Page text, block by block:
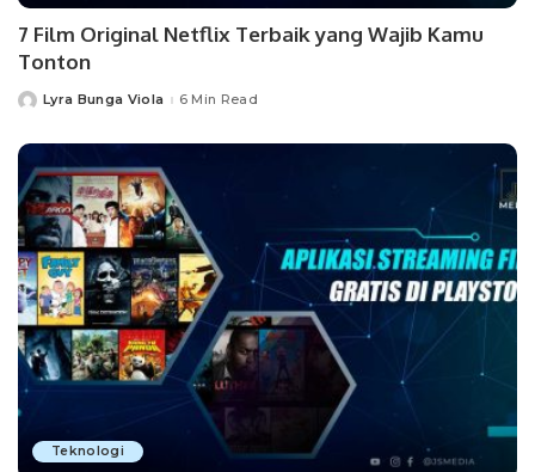
7 Film Original Netflix Terbaik yang Wajib Kamu
Tonton
PostedLyra Bunga Viola 6 Min Read
Teknologi